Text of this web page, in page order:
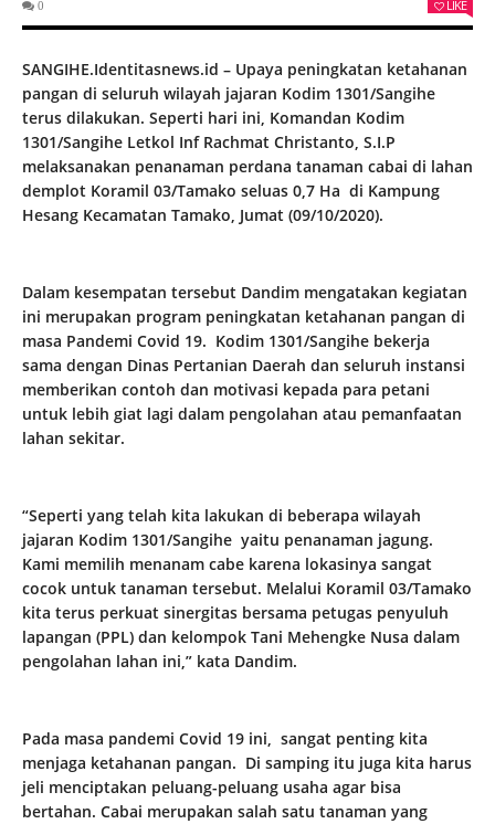
0
LIKE
SANGIHE.Identitasnews.id – Upaya peningkatan ketahanan
pangan di seluruh wilayah jajaran Kodim 1301/Sangihe
terus dilakukan. Seperti hari ini, Komandan Kodim
1301/Sangihe Letkol Inf Rachmat Christanto, S.I.P
melaksanakan penanaman perdana tanaman cabai di lahan
demplot Koramil 03/Tamako seluas 0,7 Ha di Kampung
Hesang Kecamatan Tamako, Jumat (09/10/2020).
Dalam kesempatan tersebut Dandim mengatakan kegiatan
ini merupakan program peningkatan ketahanan pangan di
masa Pandemi Covid 19. Kodim 1301/Sangihe bekerja
sama dengan Dinas Pertanian Daerah dan seluruh instansi
memberikan contoh dan motivasi kepada para petani
untuk lebih giat lagi dalam pengolahan atau pemanfaatan
lahan sekitar.
“Seperti yang telah kita lakukan di beberapa wilayah
jajaran Kodim 1301/Sangihe yaitu penanaman jagung.
Kami memilih menanam cabe karena lokasinya sangat
cocok untuk tanaman tersebut. Melalui Koramil 03/Tamako
kita terus perkuat sinergitas bersama petugas penyuluh
lapangan (PPL) dan kelompok Tani Mehengke Nusa dalam
pengolahan lahan ini,” kata Dandim.
Pada masa pandemi Covid 19 ini, sangat penting kita
menjaga ketahanan pangan. Di samping itu juga kita harus
jeli menciptakan peluang-peluang usaha agar bisa
bertahan. Cabai merupakan salah satu tanaman yang